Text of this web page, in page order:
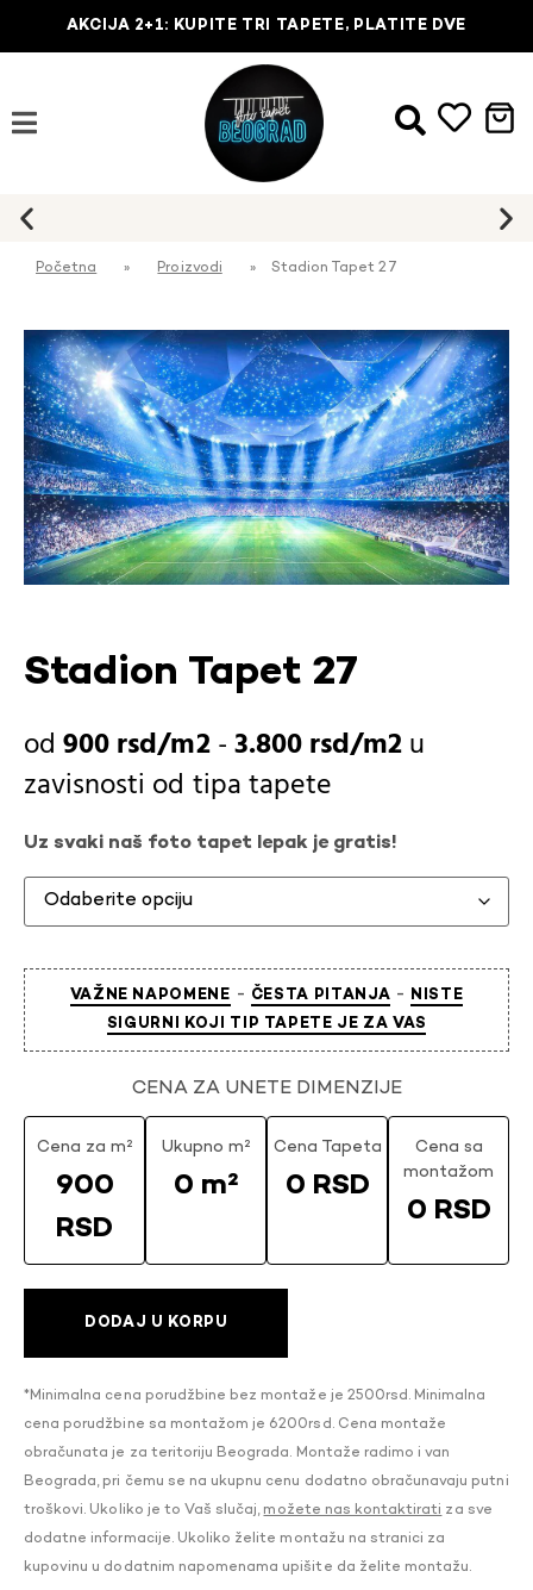
AKCIJA 2+1: KUPITE TRI TAPETE, PLATITE DVE
Početna » Proizvodi » Stadion Tapet 27
Stadion Tapet 27
900rsd -3.800rsd
u
zavisnosti od tipa tapete
Uz svaki naš foto tapet lepak je gratis!
VAŽNE NAPOMENE - ČESTA PITANJA -
NISTE
SIGURNI KOJI TIP TAPETE JE ZA VAS
CENA ZA UNETE DIMENZIJE
Cena za m²
900
RSD
Ukupno m²
0 m²
Cena Tapeta
0 RSD
Cena sa
montažom
0 RSD
DODAJ U KORPU
*Minimalna cena porudžbine bez montaže je 2500rsd. Minimalna
cena porudžbine sa montažom je 6200rsd. Cena montaže
obračunata je za teritoriju Beograda. Montaže radimo i van
Beograda, pri čemu se na ukupnu cenu dodatno obračunavaju putni
troškovi. Ukoliko je to Vaš slučaj, možete nas kontaktirati za sve
dodatne informacije. Ukoliko želite montažu na stranici za
kupovinu u dodatnim napomenama upišite da želite montažu.